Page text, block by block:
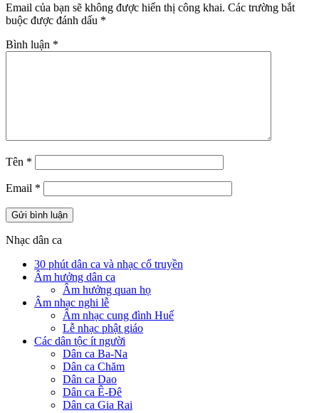
Email của bạn sẽ không được hiển thị công khai. Các trường bắt
buộc được đánh dấu *
Bình luận *
Tên *
Email *
Nhạc dân ca
30 phút dân ca và nhạc cổ truyền
Âm hưởng dân ca
Âm hưởng quan họ
Âm nhạc nghi lễ
Âm nhạc cung đình Huế
Lễ nhạc phật giáo
Các dân tộc ít người
Dân ca Ba-Na
Dân ca Chăm
Dân ca Dao
Dân ca Ê-Đê
Dân ca Gia Rai